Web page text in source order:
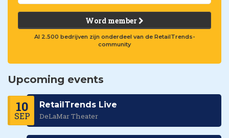
Word member
Al 2.500 bedrijven zijn onderdeel van de RetailTrends-
community
Upcoming events
10
SEP
RetailTrends Live
DeLaMar Theater